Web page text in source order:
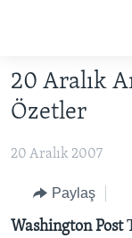
geç
Ana
geç
HABERLER
AMERİKA
ORTADOĞU
AVRUPA
AMERİKA'DA
UKRAYNA KRİZİ
YAPAY ZEKA
YORUMLAR
20 Aralık
Özetler
20 Aralık 2007
Paylaş
Washington Post